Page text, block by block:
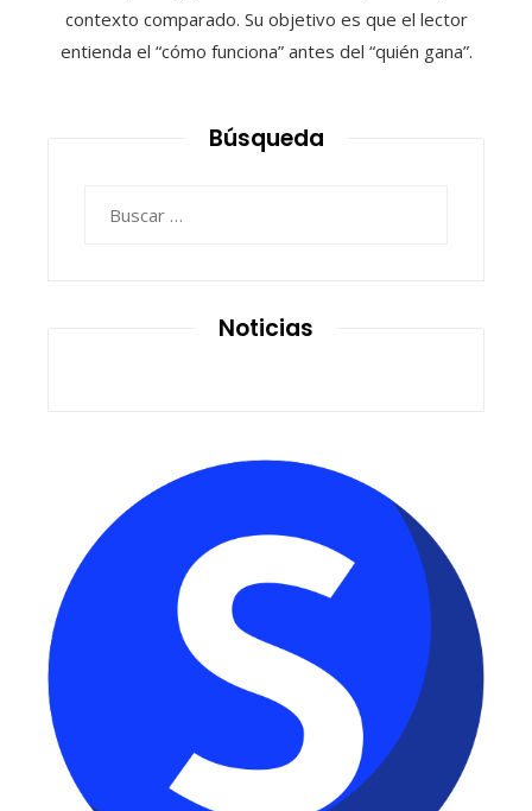
contexto comparado. Su objetivo es que el lector
entienda el “cómo funciona” antes del “quién gana”.
Búsqueda
Noticias